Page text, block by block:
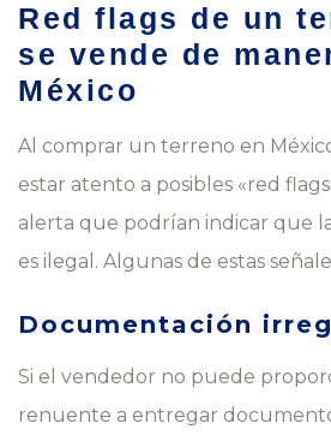
Red flags de un
se vende de
México
Al comprar un terreno en
estar atento a posibles «red
alerta que podrían indicar que
es ilegal. Algunas de estas
Documentación
Si el vendedor no puede
renuente a entregar